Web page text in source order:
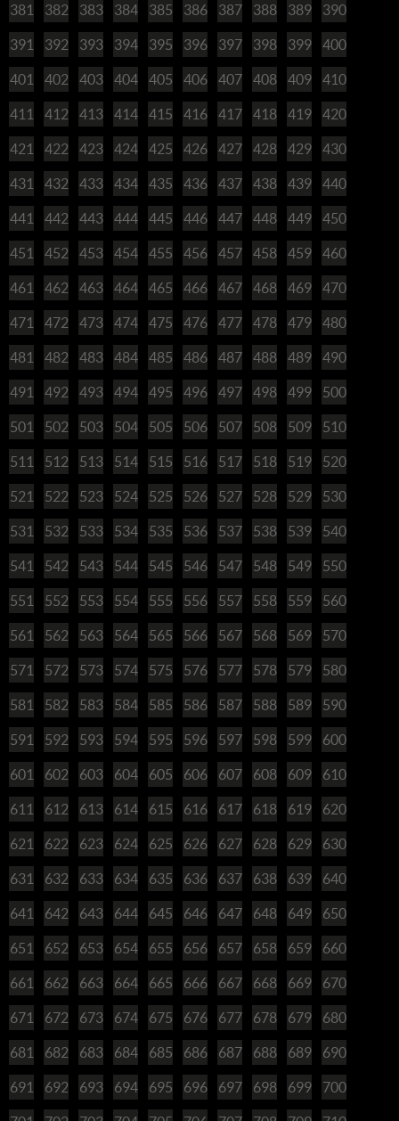
381 382 383 384 385 386 387 388 389 390
391 392 393 394 395 396 397 398 399 400
401 402 403 404 405 406 407 408 409 410
411 412 413 414 415 416 417 418 419 420
421 422 423 424 425 426 427 428 429 430
431 432 433 434 435 436 437 438 439 440
441 442 443 444 445 446 447 448 449 450
451 452 453 454 455 456 457 458 459 460
461 462 463 464 465 466 467 468 469 470
471 472 473 474 475 476 477 478 479 480
481 482 483 484 485 486 487 488 489 490
491 492 493 494 495 496 497 498 499 500
501 502 503 504 505 506 507 508 509 510
511 512 513 514 515 516 517 518 519 520
521 522 523 524 525 526 527 528 529 530
531 532 533 534 535 536 537 538 539 540
541 542 543 544 545 546 547 548 549 550
551 552 553 554 555 556 557 558 559 560
561 562 563 564 565 566 567 568 569 570
571 572 573 574 575 576 577 578 579 580
581 582 583 584 585 586 587 588 589 590
591 592 593 594 595 596 597 598 599 600
601 602 603 604 605 606 607 608 609 610
611 612 613 614 615 616 617 618 619 620
621 622 623 624 625 626 627 628 629 630
631 632 633 634 635 636 637 638 639 640
641 642 643 644 645 646 647 648 649 650
651 652 653 654 655 656 657 658 659 660
661 662 663 664 665 666 667 668 669 670
671 672 673 674 675 676 677 678 679 680
681 682 683 684 685 686 687 688 689 690
691 692 693 694 695 696 697 698 699 700